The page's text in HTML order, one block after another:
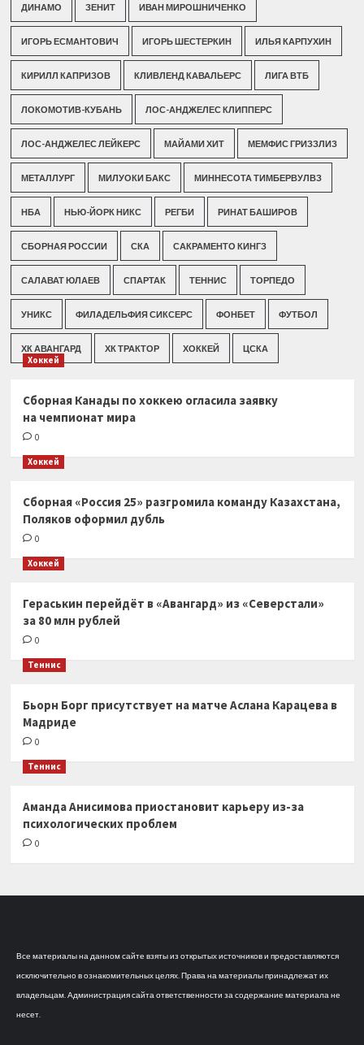
ДИНАМО ЗЕНИТ ИВАН МИРОШНИЧЕНКО
ИГОРЬ ЕСМАНТОВИЧ ИГОРЬ ШЕСТЕРКИН ИЛЬЯ КАРПУХИН
КИРИЛЛ КАПРИЗОВ КЛИВЛЕНД КАВАЛЬЕРС ЛИГА ВТБ
ЛОКОМОТИВ-КУБАНЬ ЛОС-АНДЖЕЛЕС КЛИППЕРС
ЛОС-АНДЖЕЛЕС ЛЕЙКЕРС МАЙАМИ ХИТ МЕМФИС ГРИЗЗЛИЗ
МЕТАЛЛУРГ МИЛУОКИ БАКС МИННЕСОТА ТИМБЕРВУЛВЗ
НБА НЬЮ-ЙОРК НИКС РЕГБИ РИНАТ БАШИРОВ
СБОРНАЯ РОССИИ СКА САКРАМЕНТО КИНГЗ
САЛАВАТ ЮЛАЕВ СПАРТАК ТЕННИС ТОРПЕДО
УНИКС ФИЛАДЕЛЬФИЯ СИКСЕРС ФОНБЕТ ФУТБОЛ
ХК АВАНГАРД ХК ТРАКТОР ХОККЕЙ ЦСКА
Хоккей
Сборная Канады по хоккею огласила заявку
на чемпионат мира
0
Хоккей
Сборная «Россия 25» разгромила команду Казахстана,
Поляков оформил дубль
0
Хоккей
Гераськин перейдёт в «Авангард» из «Северстали»
за 80 млн рублей
0
Теннис
Бьорн Борг присутствует на матче Аслана Карацева в
Мадриде
0
Теннис
Аманда Анисимова приостановит карьеру из-за
психологических проблем
0
Все материалы на данном сайте взяты из открытых источников и предоставляются
исключительно в ознакомительных целях. Права на материалы принадлежат их
владельцам. Администрация сайта ответственности за содержание материала не
несет.